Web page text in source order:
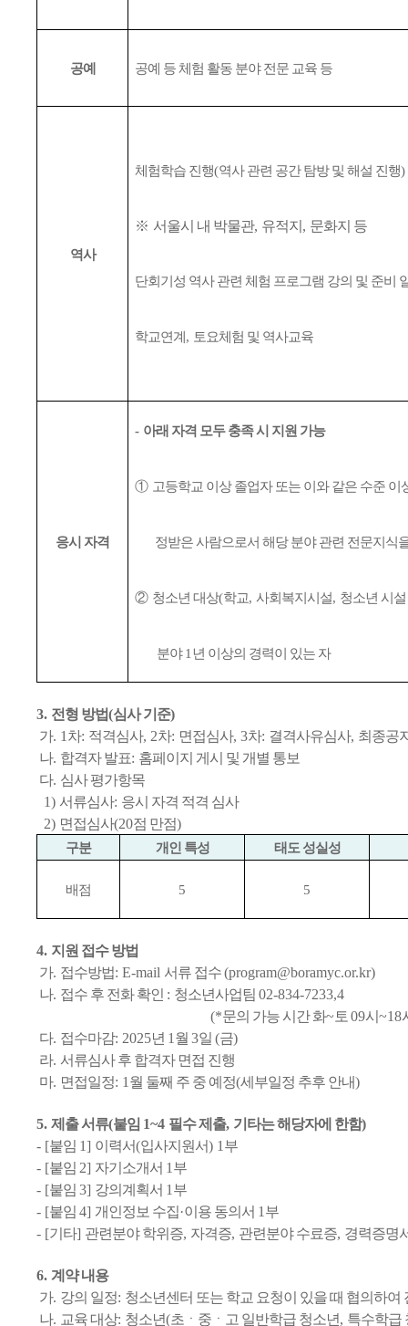
공예 공예 등 체험 활동 분야 전문 교육 등
역사
체험학습 진행(역사 관련 공간 탐방 및 해설 진행)
※ 서울시 내 박물관, 유적지 , 문화지 등
단회기성 역사 관련 체험 프로그램 강의 및 준비
학교연계 , 토요체험 및 역사교육
응시 자격
- 아래 자격 모두 충족 시 지원 가능
① 고등학교 이상 졸업자 또는 이와 같은 수준
정받은 사람으로서 해당 분야 관련 전문지식
② 청소년 대상(학교, 사회복지시설, 청소년 시
분야1 년 이상의 경력이 있는 자
3. 전형 방법(심사 기준)
가. 1 차: 적격심사, 2차: 면접심사, 3차: 결격사유심사, 최종공
나. 합격자 발표: 홈페이지 게시 및 개별 통보
다. 심사 평가항목
1) 서류심사: 응시 자격 적격 심사
2) 면접심사(20점 만점)
구분 개인 특성 태도 성실성
배점 5 5
4. 지원 접수 방법
가. 접수방법: E-mail 서류 접수(program@boramyc.or.kr)
나. 접수 후 전화 확인 : 청소년사업팀 02-834-7233,4
(*문의 가능 시간 화~ 토09시~18
다. 접수마감: 2025년 1 월 3일 (금)
라. 서류심사 후 합격자 면접 진행
마. 면접일정: 1 월 둘째 주 중 예정(세부일정 추후 안내)
5. 제출 서류(붙임 1~4 필수 제출, 기타는 해당자에 한함)
- [붙임 1] 이력서(입사지원서) 1 부
- [붙임 2] 자기소개서 1 부
- [붙임 3] 강의계획서 1 부
- [붙임 4] 개인정보 수집·이용 동의서 1 부
- [기타] 관련분야 학위증, 자격증, 관련분야 수료증, 경력증명
6. 계약 내용
가. 강의 일정: 청소년센터 또는 학교 요청이 있을 때 협의하여
나. 교육 대상: 청소년(초ㆍ중ㆍ고 일반학급 청소년, 특수학급